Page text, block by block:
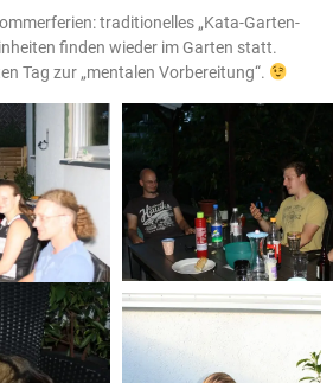
traditionelles „Kata-Garten-
finden wieder im Garten statt.
Tag zur „mentalen Vorbereitung“.